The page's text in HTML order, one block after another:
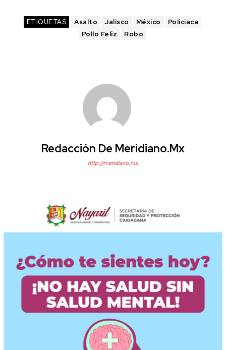
ETIQUETAS Asalto Jalisco México
Policiaca
Pollo Feliz
Robo
Redacción De Meridiano.mx
http://meridiano.mx